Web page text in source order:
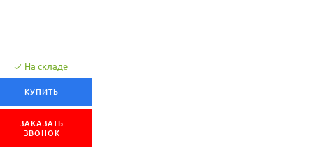
На складе
КУПИТЬ
ЗАКАЗАТЬ
ЗВОНОК